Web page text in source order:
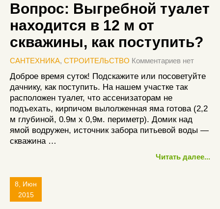
Вопрос: Выгребной туалет
находится в 12 м от
скважины, как поступить?
САНТЕХНИКА, СТРОИТЕЛЬСТВО Комментариев нет
Доброе время суток! Подскажите или посоветуйте
дачнику, как поступить. На нашем участке так
расположен туалет, что ассенизаторам не
подъехать, кирпичом вылолженная яма готова (2,2
м глубиной, 0.9м х 0,9м. периметр). Домик над
ямой водружен, источник забора питьевой воды —
скважина …
Читать далее...
8, Июн
2015